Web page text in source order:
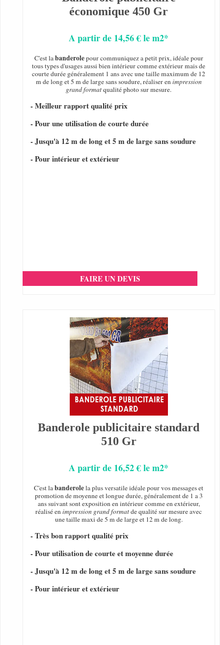
économique 450 Gr
A partir de 14,56 € le m2*
C'est labanderolepour communiquez a petit prix, idéale pour
tous types d'usages aussi bien intérieur comme extérieur mais de
courte durée généralement 1 ans avec une taille maximum de 12
m de long et 5 m de large sans soudure, réaliser enimpression
grand formatqualité photo sur mesure.
- Meilleur rapport qualité prix
- Pour une utilisation de courte durée
- Jusqu'à 12 m de long et 5 m de large sans soudure
- Pour intérieur et extérieur
FAIRE UN DEVIS
Banderole publicitaire standard
510 Gr
A partir de 16,52 € le m2*
C'est labanderolela plus versatile idéale pour vos messages et
promotion de moyenne et longue durée, généralement de 1 a 3
ans suivant sont exposition en intérieur comme en extérieur,
réalisé enimpression grand formatde qualité sur mesure avec
une taille maxi de 5 m de large et 12 m de long.
- Très bon rapport qualité prix
- Pour utilisation de courte et moyenne durée
- Jusqu'à 12 m de long et 5 m de large sans soudure
- Pour intérieur et extérieur